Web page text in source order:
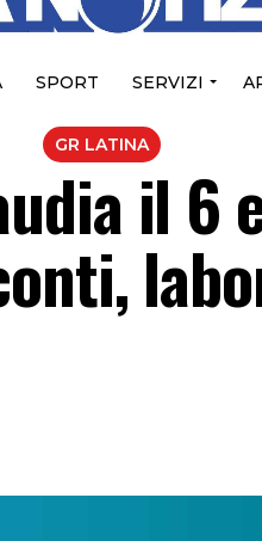
SPORT SERVIZI
GR LATINA
il 6